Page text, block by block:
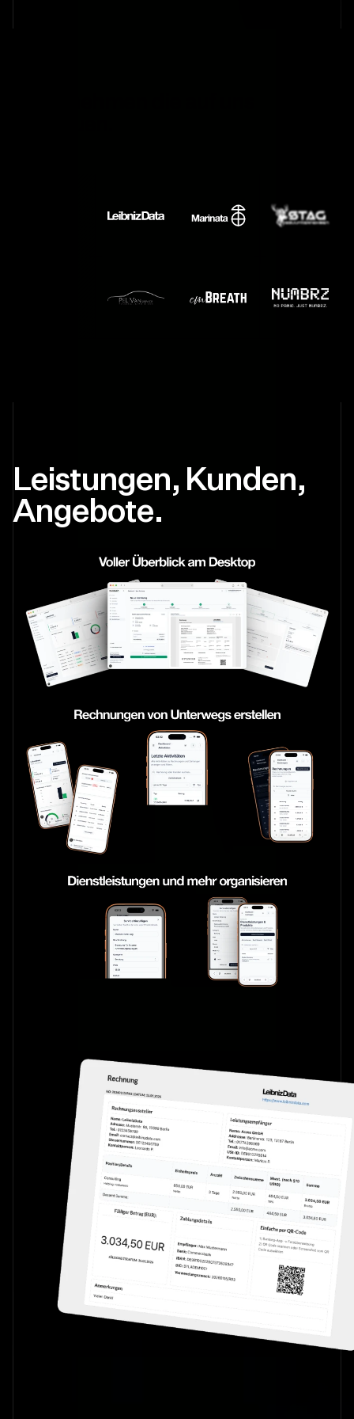
Leistungen, Kunden,
Angebote.